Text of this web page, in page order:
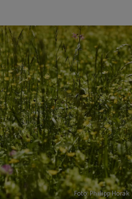
Foto: Philipp Horak